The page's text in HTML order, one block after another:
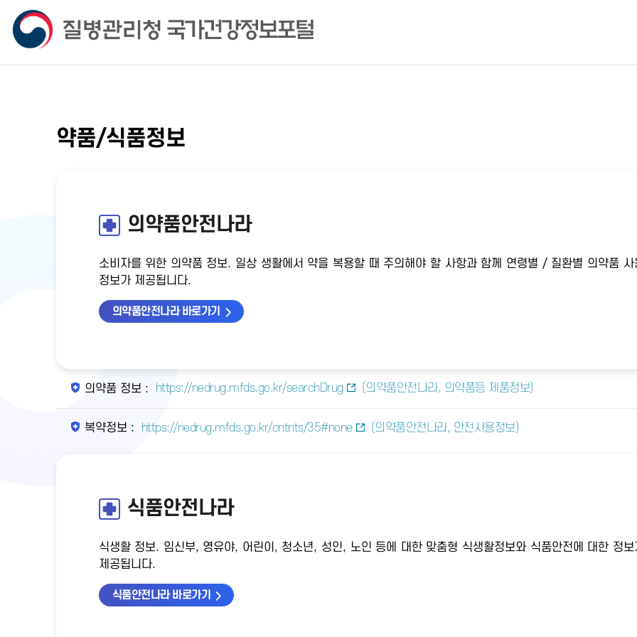
약품/식품정보
의약품안전나라
소비자를 위한 의약품 정보. 일상 생활에서 약을 복용할 때 주의해야 할 사항과 함께 연령별 / 질환별 의약품 사
정보가 제공됩니다.
의약품안전나라 바로가기
의약품 정보 : https://nedrug.mfds.go.kr/searchDrug (의약품안전나라, 의약품등 제품정보)
복약정보 : https://nedrug.mfds.go.kr/cntnts/35#none (의약품안전나라, 안전사용정보)
식품안전나라
식생활 정보. 임신부, 영유야, 어린이, 청소년, 성인, 노인 등에 대한 맞춤형 식생활정보와 식품안전에 대한 정보
제공됩니다.
식품안전나라 바로가기